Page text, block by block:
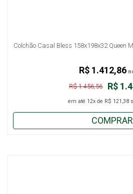
Colchão Casal Bless 158x198x32 Queen
R$
R$ 1.456,56
em até 12x de R$ 121,38
R$ 1.412,86
COMPRAR